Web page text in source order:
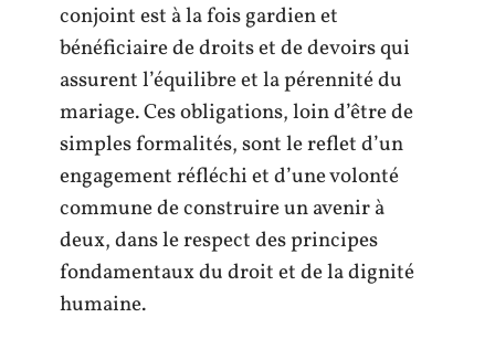
conjoint est à la fois gardien et
bénéficiaire de droits et de devoirs qui
assurent l’équilibre et la pérennité du
mariage. Ces obligations, loin d’être de
simples formalités, sont le reflet d’un
engagement réfléchi et d’une volonté
commune de construire un avenir à
deux, dans le respect des principes
fondamentaux du droit et de la dignité
humaine.